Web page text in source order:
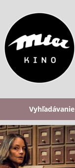
Vyhľadávanie